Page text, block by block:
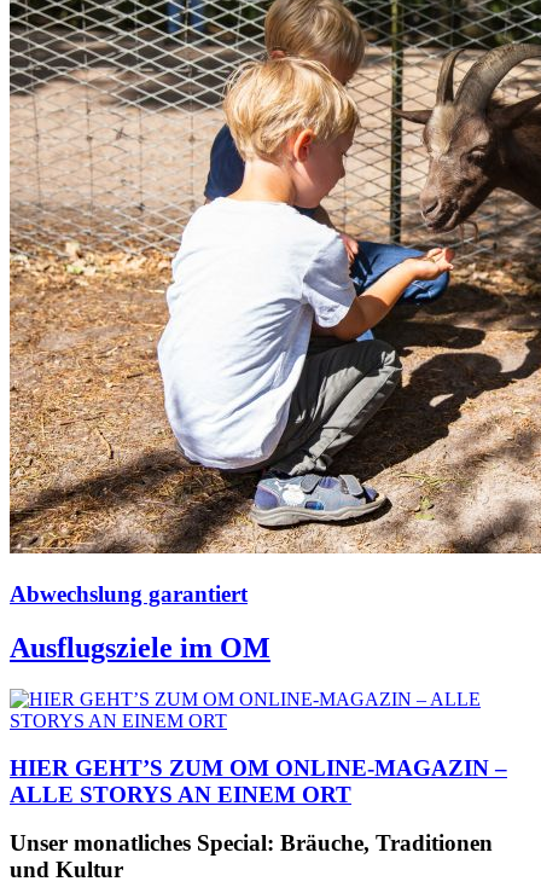
Abwechslung garantiert
Ausflugsziele im OM
HIER GEHT’S ZUM OM ONLINE-MAGAZIN –
ALLE STORYS AN EINEM ORT
Unser monatliches Special: Bräuche, Traditionen
und Kultur